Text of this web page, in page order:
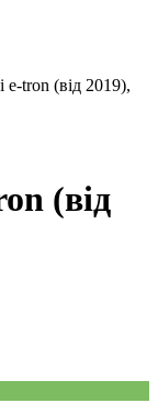
e-tron (від 2019),
(від